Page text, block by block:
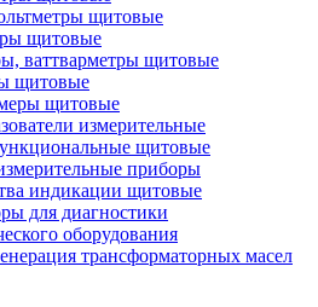
щитовые
щитовые
ваттварметры щитовые
щитовые
щитовые
измерительные
щитовые
приборы
индикации щитовые
для диагностики
оборудования
трансформаторных масел